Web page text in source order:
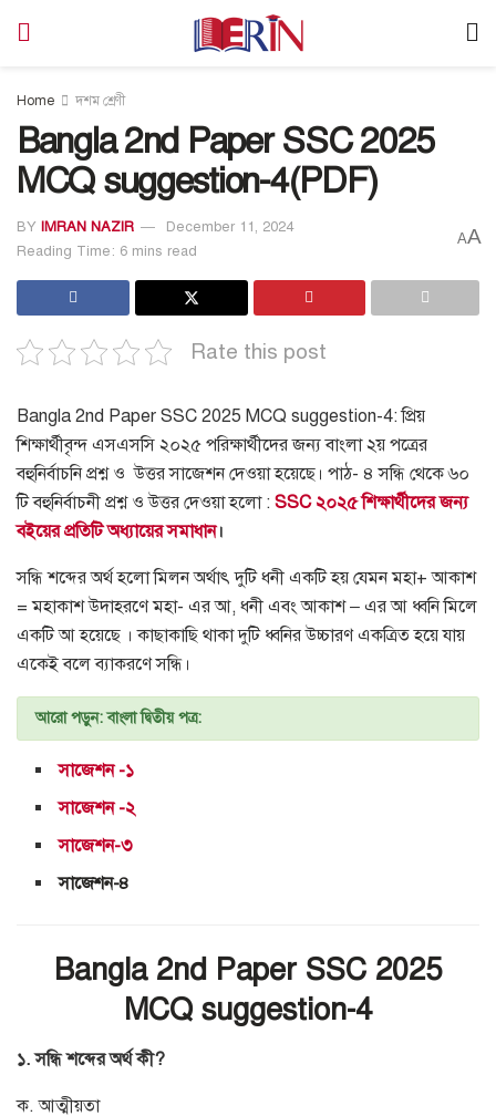
Home দশম শ্রেণী
Bangla 2nd Paper SSC 2025
MCQ suggestion-4(PDF)
BY IMRAN NAZIR
December 11, 2024
Reading Time: 6 mins read
AA
Rate this post
Bangla 2nd Paper SSC 2025 MCQ suggestion-4: প্রিয়
শিক্ষার্থীবৃন্দ এসএসসি ২০২৫ পরিক্ষার্থীদের জন্য বাংলা ২য় পত্রের
বহুনির্বাচনি প্রশ্ন ও উত্তর সাজেশন দেওয়া হয়েছে। পাঠ- ৪ সন্ধি থেকে ৬০
টি বহুনির্বাচনী প্রশ্ন ও উত্তর দেওয়া হলো : SSC ২০২৫ শিক্ষার্থীদের জন্য
বইয়ের প্রতিটি অধ্যায়ের সমাধান।
সন্ধি শব্দের অর্থ হলো মিলন অর্থাৎ দুটি ধনী একটি হয় যেমন মহা+ আকাশ
= মহাকাশ উদাহরণে মহা- এর আ, ধনী এবং আকাশ – এর আ ধ্বনি মিলে
একটি আ হয়েছে । কাছাকাছি থাকা দুটি ধ্বনির উচ্চারণ একত্রিত হয়ে যায়
একেই বলে ব্যাকরণে সন্ধি।
আরো পড়ুন: বাংলা দ্বিতীয় পত্র:
সাজেশন -১
সাজেশন -২
সাজেশন-৩
সাজেশন-৪
Bangla 2nd Paper SSC 2025
MCQ suggestion-4
১. সন্ধি শব্দের অর্থ কী?
ক. আত্মীয়তা